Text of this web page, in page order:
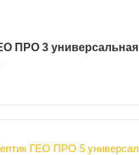
ПРО 3 универсальная